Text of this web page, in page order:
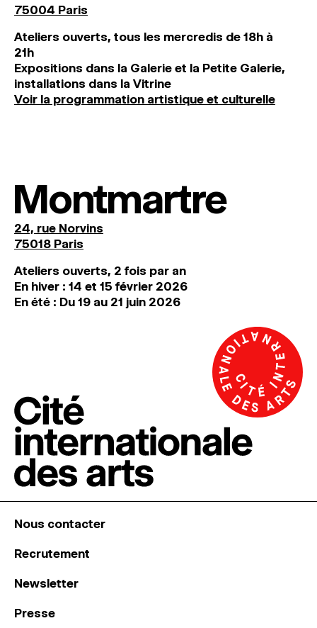
75004 Paris
Ateliers ouverts, tous les mercredis de 18h à
21h
Expositions dans la Galerie et la Petite Galerie,
installations dans la Vitrine
Voir la programmation artistique et culturelle
Montmartre
24, rue Norvins
75018 Paris
Ateliers ouverts, 2 fois par an
En hiver : 14 et 15 février 2026
En été : Du 19 au 21 juin 2026
Nous contacter
Recrutement
Newsletter
Presse